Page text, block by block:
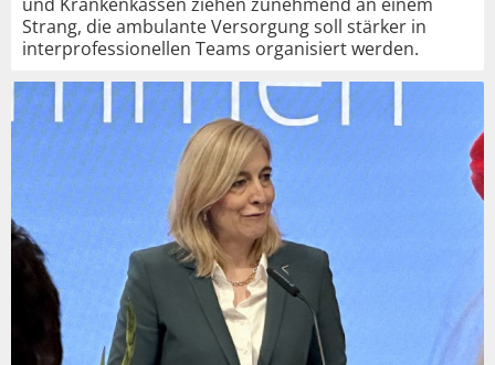
Strang, die ambulante Versorgung soll stärker in
interprofessionellen Teams organisiert werden.